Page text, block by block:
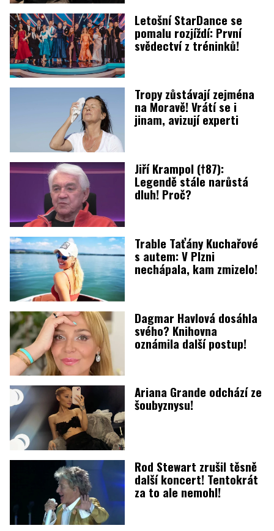
Letošní StarDance se
pomalu rozjíždí: První
svědectví z tréninků!
Tropy zůstávají zejména
na Moravě! Vrátí se i
jinam, avizují experti
Jiří Krampol (†87):
Legendě stále narůstá
dluh! Proč?
Trable Taťány Kuchařové
s autem: V Plzni
nechápala, kam zmizelo!
Dagmar Havlová dosáhla
svého? Knihovna
oznámila další postup!
Ariana Grande odchází ze
šoubyznysu!
Rod Stewart zrušil těsně
další koncert! Tentokrát
za to ale nemohl!